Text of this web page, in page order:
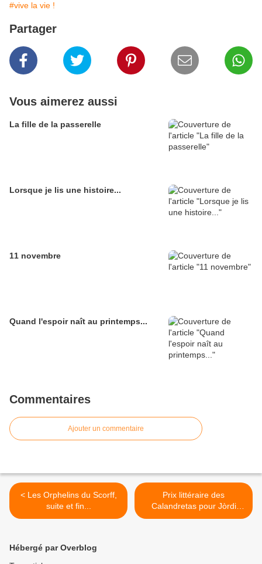
#vive la vie !
Partager
Vous aimerez aussi
La fille de la passerelle
Lorsque je lis une histoire...
11 novembre
Quand l'espoir naît au printemps...
Commentaires
Ajouter un commentaire
< Les Orphelins du Scorff,
suite et fin...
Prix littéraire des
Calandretas pour Jòrdi
Pescaluna >
Hébergé par Overblog